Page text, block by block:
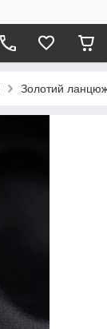
Золотий